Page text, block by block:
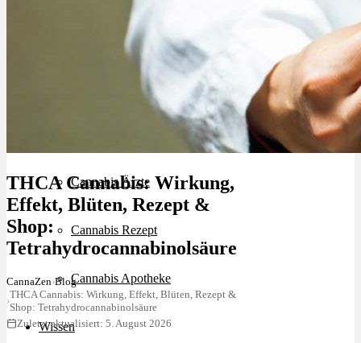
Chronische Migräne
Cannabis Ärzte
Cannabis Rezept
Cannabis Apotheke
Wissen
THCA Cannabis: Wirkung,
Effekt, Blüten, Rezept &
Shop:
Tetrahydrocannabinolsäure
CannaZen›Blog
›
THCA Cannabis: Wirkung, Effekt, Blüten, Rezept &
Shop: Tetrahydrocannabinolsäure
Zuletzt aktualisiert: 5. August 2026